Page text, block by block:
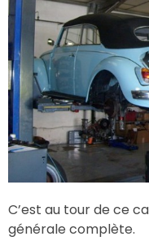
C’est au tour de ce
générale complète.